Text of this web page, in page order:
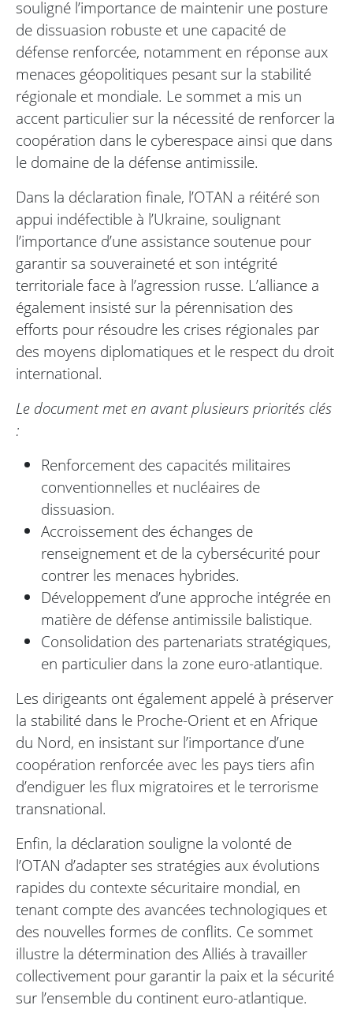
souligné l’importance de maintenir une posture
de dissuasion robuste et une capacité de
défense renforcée, notamment en réponse aux
menaces géopolitiques pesant sur la stabilité
régionale et mondiale. Le sommet a mis un
accent particulier sur la nécessité de renforcer la
coopération dans le cyberespace ainsi que dans
le domaine de la défense antimissile.
Dans la déclaration finale, l’OTAN a réitéré son
appui indéfectible à l’Ukraine, soulignant
l’importance d’une assistance soutenue pour
garantir sa souveraineté et son intégrité
territoriale face à l’agression russe. L’alliance a
également insisté sur la pérennisation des
efforts pour résoudre les crises régionales par
des moyens diplomatiques et le respect du droit
international.
Le document met en avant plusieurs priorités clés
:
Renforcement des capacités militaires
conventionnelles et nucléaires de
dissuasion.
Accroissement des échanges de
renseignement et de la cybersécurité pour
contrer les menaces hybrides.
Développement d’une approche intégrée en
matière de défense antimissile balistique.
Consolidation des partenariats stratégiques,
en particulier dans la zone euro-atlantique.
Les dirigeants ont également appelé à préserver
la stabilité dans le Proche-Orient et en Afrique
du Nord, en insistant sur l’importance d’une
coopération renforcée avec les pays tiers afin
d’endiguer les flux migratoires et le terrorisme
transnational.
Enfin, la déclaration souligne la volonté de
l’OTAN d’adapter ses stratégies aux évolutions
rapides du contexte sécuritaire mondial, en
tenant compte des avancées technologiques et
des nouvelles formes de conflits. Ce sommet
illustre la détermination des Alliés à travailler
collectivement pour garantir la paix et la sécurité
sur l’ensemble du continent euro-atlantique.